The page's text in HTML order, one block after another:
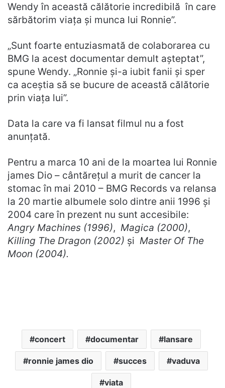
Wendy în această călătorie incredibilă în care
sărbătorim viața și munca lui Ronnie”.
„Sunt foarte entuziasmată de colaborarea cu
BMG la acest documentar demult așteptat”,
spune Wendy. „Ronnie și-a iubit fanii și sper
ca aceștia să se bucure de această călătorie
prin viața lui”.
Data la care va fi lansat filmul nu a fost
anunțată.
Pentru a marca 10 ani de la moartea lui Ronnie
james Dio – cântărețul a murit de cancer la
stomac în mai 2010 – BMG Records va relansa
la 20 martie albumele solo dintre anii 1996 și
2004 care în prezent nu sunt accesibile:
Angry Machines (1996), Magica (2000),
Killing The Dragon (2002) și Master Of The
Moon (2004).
concert documentar lansare
ronnie james dio succes vaduva
viata